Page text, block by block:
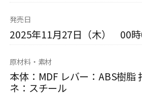
発売日
2025年11月27日（木） 00
原材料・素材
本体：MDF レバー：ABS樹脂
ネ：スチール